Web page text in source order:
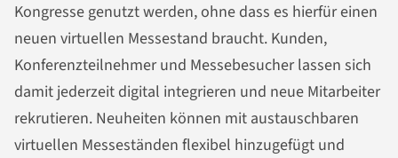
Kongresse genutzt werden, ohne dass es hierfür einen
neuen virtuellen Messestand braucht. Kunden,
Konferenzteilnehmer und Messebesucher lassen sich
damit jederzeit digital integrieren und neue Mitarbeiter
rekrutieren. Neuheiten können mit austauschbaren
virtuellen Messeständen flexibel hinzugefügt und